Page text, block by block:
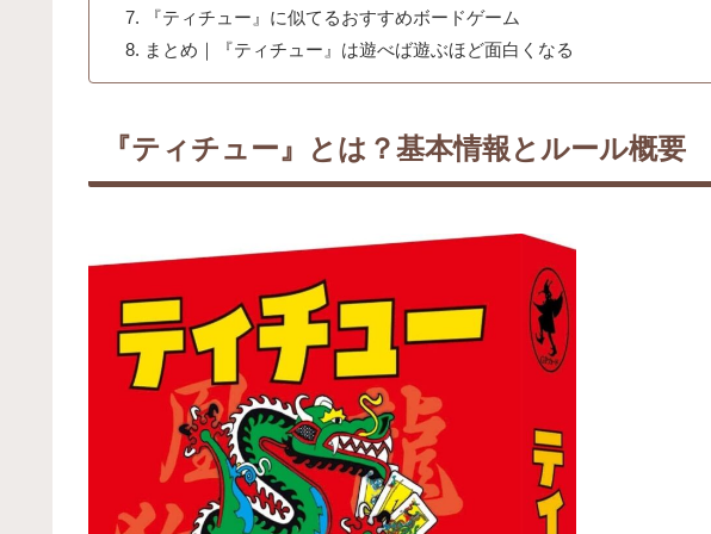
『ティチュー』に似てるおすすめボードゲーム
まとめ｜『ティチュー』は遊べば遊ぶほど面白くなる
『ティチュー』とは？基本情報とルール概要